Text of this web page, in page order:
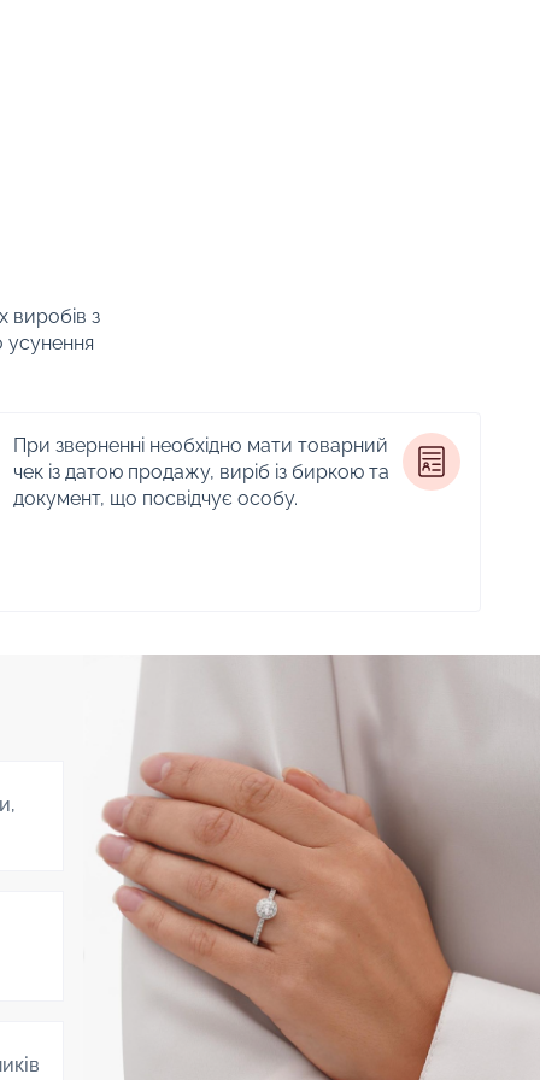
виробів з
усунення
При зверненні необхідно мати товарний
чек із датою продажу, виріб із биркою та
документ, що посвідчує особу.